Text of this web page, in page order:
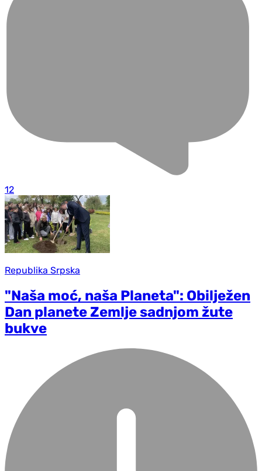
12
Republika Srpska
"Naša moć, naša Planeta": Obilježen
Dan planete Zemlje sadnjom žute
bukve